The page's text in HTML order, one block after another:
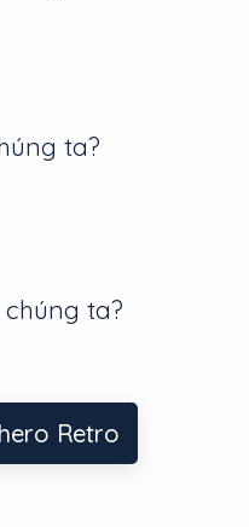
ta?
ta?
Retro